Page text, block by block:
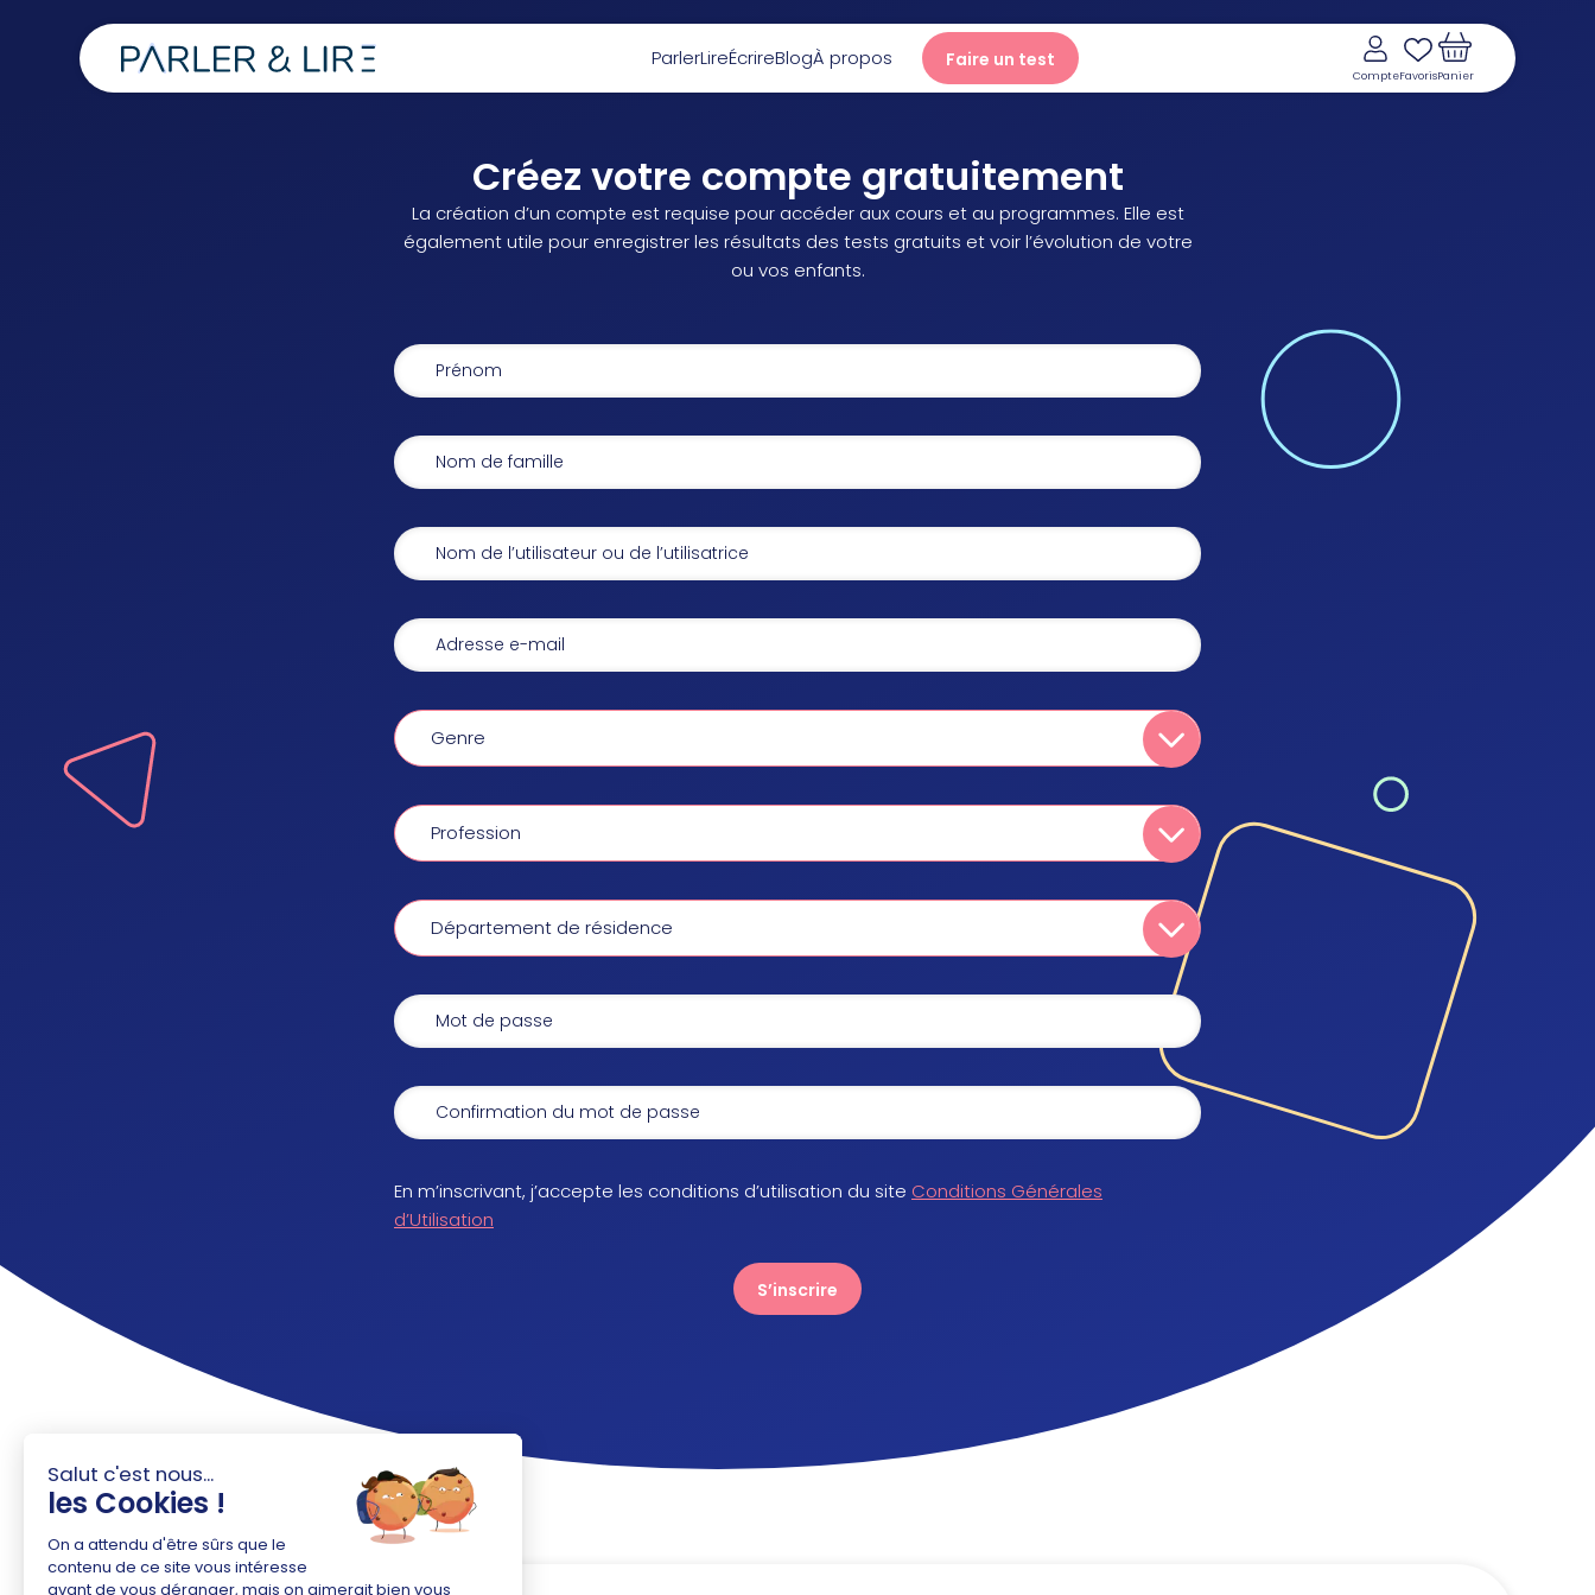
ParlerLireÉcrireBlogÀ propos Faire un test
CompteFavorisPanier
Parler
Lire
Écrire
Blog
Créez votre compte gratuitement
La création d’un compte est requise pour accéder aux cours et au programmes. Elle est
également utile pour enregistrer les résultats des tests gratuits et voir l’évolution de votre
ou vos enfants.
Genre
Profession
Département de résidence
En m’inscrivant, j’accepte les conditions d’utilisation du site Conditions Générales
d’Utilisation
S’inscrire